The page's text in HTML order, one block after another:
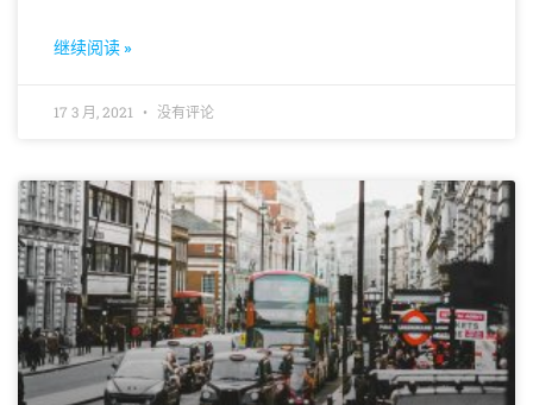
继续阅读 »
17 3 月, 2021 没有评论